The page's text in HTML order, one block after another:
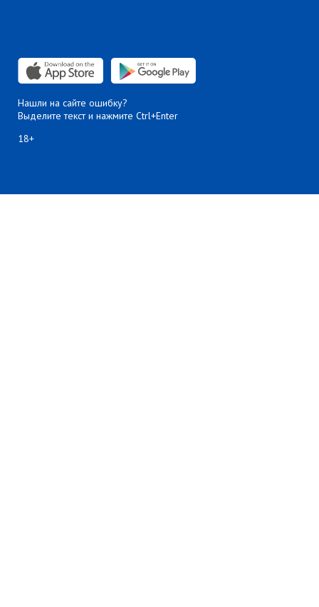
Нашли на сайте ошибку?
Выделите текст и нажмите Ctrl+Enter
18+